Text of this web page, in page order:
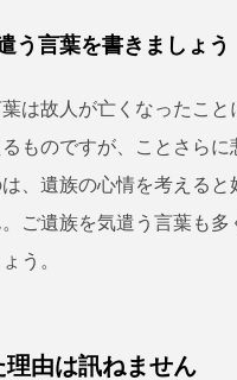
う言葉を書きましょう
は故人が亡くなったこと
ものですが、ことさらに
、遺族の心情を考えると
ご遺族を気遣う言葉も多
う。
理由は訊ねません